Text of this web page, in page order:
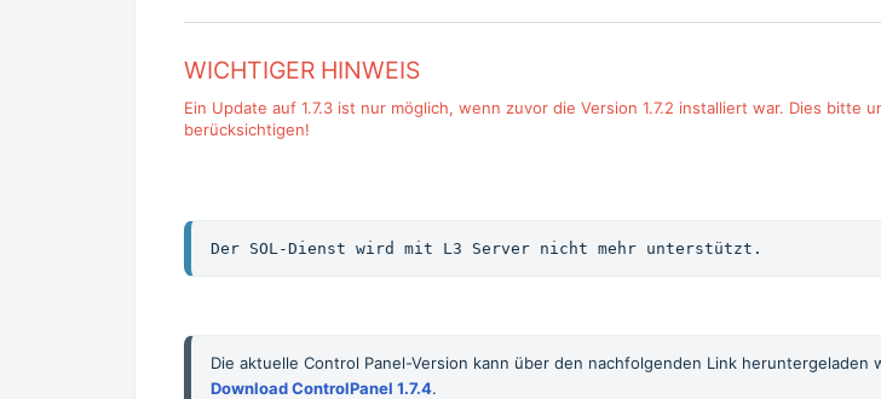
WICHTIGER HINWEIS
Ein Update auf 1.7.3 ist nur möglich, wenn zuvor die Version 1.7.2 installiert war. Dies bitte
berücksichtigen!
Der SOL-Dienst wird mit L3 Server nicht mehr unterstützt.
Die aktuelle Control Panel-Version kann über den nachfolgenden Link heruntergeladen
Download ControlPanel 1.7.4.